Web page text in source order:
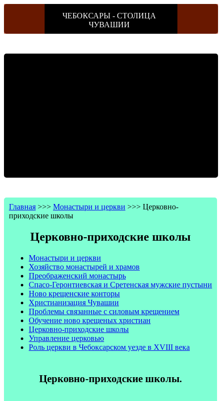
ЧЕБОКСАРЫ - СТОЛИЦА
ЧУВАШИИ
Главная >>> Монастыри и церкви >>> Церковно-
приходские школы
Церковно-приходские школы
Монастыри и церкви
Хозяйство монастырей и храмов
Преображенский монастырь
Спасо-Геронтиевская и Сретенская мужские пустыни
Ново крещенские конторы
Христианизация Чувашии
Проблемы связанные с силовым крещением
Обучение ново крещеных христиан
Церковно-приходские школы
Управление церковью
Роль церкви в Чебоксарском уезде в XVIII века
Церковно-приходские школы.